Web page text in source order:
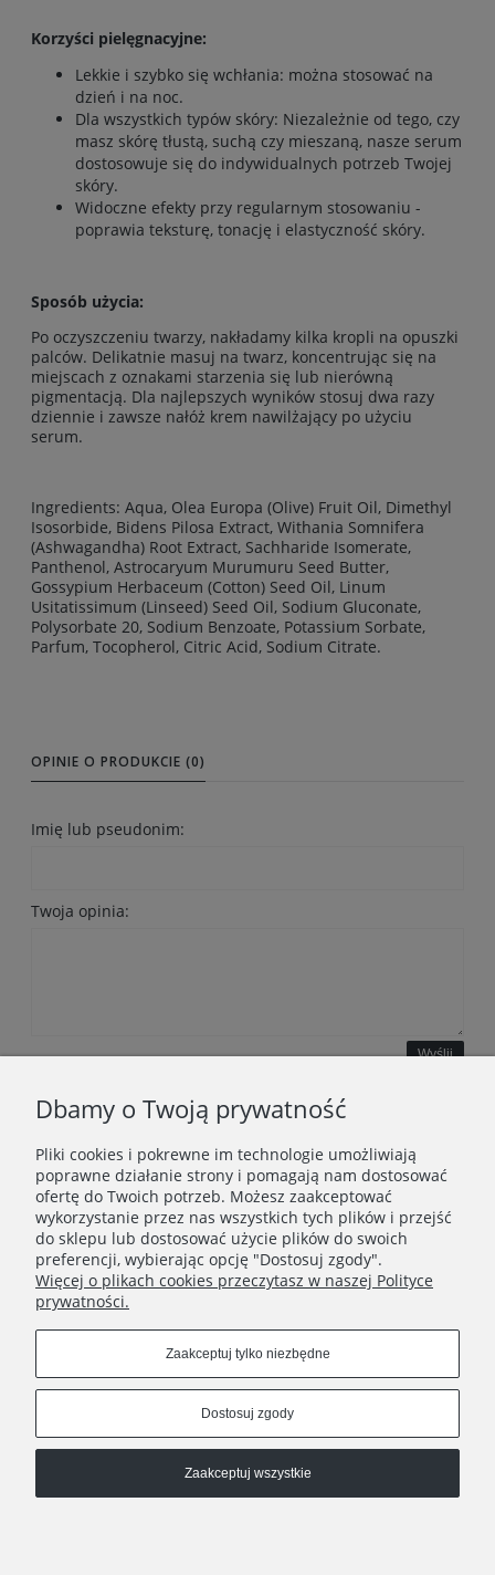
Korzyści pielęgnacyjne:
Lekkie i szybko się wchłania: można stosować na
dzień i na noc.
Dla wszystkich typów skóry: Niezależnie od tego, czy
masz skórę tłustą, suchą czy mieszaną, nasze serum
dostosowuje się do indywidualnych potrzeb Twojej
skóry.
Widoczne efekty przy regularnym stosowaniu -
poprawia teksturę, tonację i elastyczność skóry.
Sposób użycia:
Po oczyszczeniu twarzy, nakładamy kilka kropli na opuszki
palców. Delikatnie masuj na twarz, koncentrując się na
miejscach z oznakami starzenia się lub nierówną
pigmentacją. Dla najlepszych wyników stosuj dwa razy
dziennie i zawsze nałóż krem nawilżający po użyciu
serum.
Ingredients: Aqua, Olea Europa (Olive) Fruit Oil, Dimethyl
Isosorbide, Bidens Pilosa Extract, Withania Somnifera
(Ashwagandha) Root Extract, Sachharide Isomerate,
Panthenol, Astrocaryum Murumuru Seed Butter,
Gossypium Herbaceum (Cotton) Seed Oil, Linum
Usitatissimum (Linseed) Seed Oil, Sodium Gluconate,
Polysorbate 20, Sodium Benzoate, Potassium Sorbate,
Parfum, Tocopherol, Citric Acid, Sodium Citrate.
OPINIE O PRODUKCIE (0)
Imię lub pseudonim:
Twoja opinia:
Wyślij
WAŻNE INFORMACJE
POLECANE STRONY
Dbamy o Twoją prywatność
Pliki cookies i pokrewne im technologie umożliwiają
poprawne działanie strony i pomagają nam dostosować
ofertę do Twoich potrzeb. Możesz zaakceptować
wykorzystanie przez nas wszystkich tych plików i przejść
do sklepu lub dostosować użycie plików do swoich
preferencji, wybierając opcję "Dostosuj zgody".
Więcej o plikach cookies przeczytasz w naszej Polityce
prywatności.
Zaakceptuj tylko niezbędne
Dostosuj zgody
Zaakceptuj wszystkie